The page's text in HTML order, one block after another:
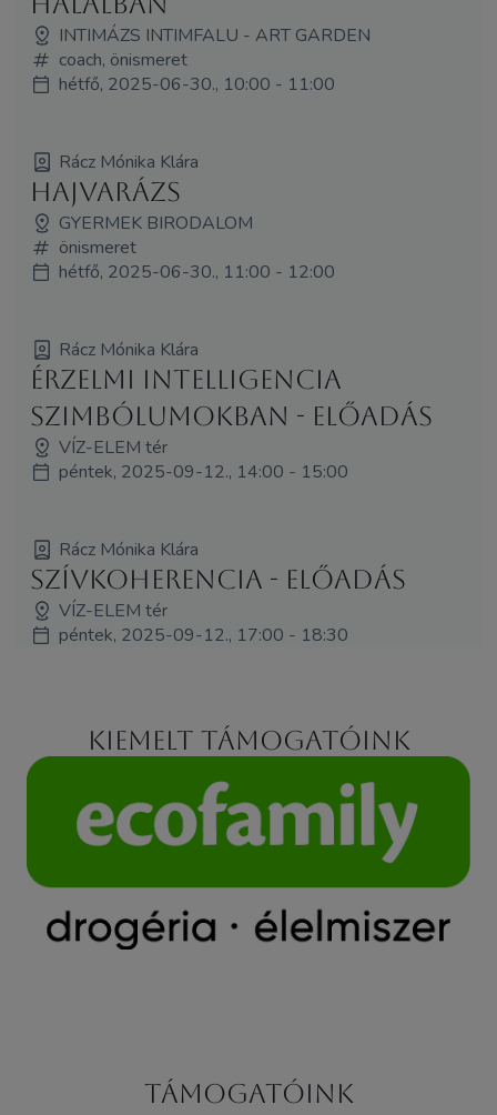
INTIMÁZS INTIMFALU - ART GARDEN
coach, önismeret
hétfő, 2025-06-30., 10:00 - 11:00
Rácz Mónika Klára
Hajvarázs
GYERMEK BIRODALOM
önismeret
hétfő, 2025-06-30., 11:00 - 12:00
Rácz Mónika Klára
Érzelmi intelligencia
szimbólumokban - ELŐADÁS
VÍZ-ELEM tér
péntek, 2025-09-12., 14:00 - 15:00
Rácz Mónika Klára
Szívkoherencia - ELŐADÁS
VÍZ-ELEM tér
péntek, 2025-09-12., 17:00 - 18:30
Kiemelt támogatóink
Támogatóink